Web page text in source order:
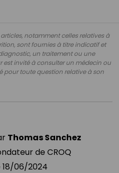
notamment celles relatives à
sont fournies à titre indicatif et
un traitement ou une
est invité à consulter un médecin ou
pour toute question relative à son
Thomas Sanchez
de CROQ
18/06/2024